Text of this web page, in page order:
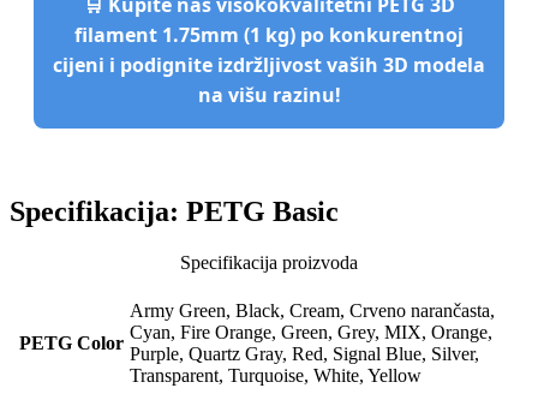
filament 1.75mm (1 kg) po konkurentnoj
cijeni i podignite izdržljivost vaših 3D modela
na višu razinu!
Specifikacija: PETG Basic
Specifikacija proizvoda
PETG Color
Army Green, Black, Cream, Crveno narančasta,
Cyan, Fire Orange, Green, Grey, MIX, Orange,
Purple, Quartz Gray, Red, Signal Blue, Silver,
Transparent, Turquoise, White, Yellow